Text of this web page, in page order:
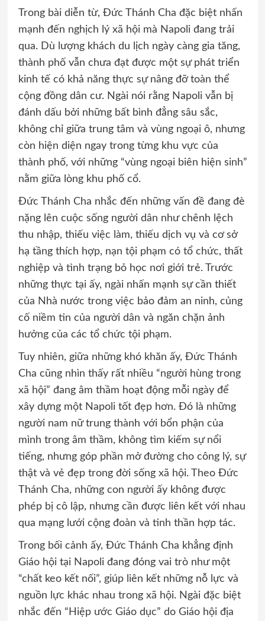
Trong bài diễn từ, Đức Thánh Cha đặc biệt nhấn
mạnh đến nghịch lý xã hội mà Napoli đang trải
qua. Dù lượng khách du lịch ngày càng gia tăng,
thành phố vẫn chưa đạt được một sự phát triển
kinh tế có khả năng thực sự nâng đỡ toàn thể
cộng đồng dân cư. Ngài nói rằng Napoli vẫn bị
đánh dấu bởi những bất bình đẳng sâu sắc,
không chỉ giữa trung tâm và vùng ngoại ô, nhưng
còn hiện diện ngay trong từng khu vực của
thành phố, với những “vùng ngoại biên hiện sinh”
nằm giữa lòng khu phố cổ.
Đức Thánh Cha nhắc đến những vấn đề đang đè
nặng lên cuộc sống người dân như chênh lệch
thu nhập, thiếu việc làm, thiếu dịch vụ và cơ sở
hạ tầng thích hợp, nạn tội phạm có tổ chức, thất
nghiệp và tình trạng bỏ học nơi giới trẻ. Trước
những thực tại ấy, ngài nhấn mạnh sự cần thiết
của Nhà nước trong việc bảo đảm an ninh, củng
cố niềm tin của người dân và ngăn chặn ảnh
hưởng của các tổ chức tội phạm.
Tuy nhiên, giữa những khó khăn ấy, Đức Thánh
Cha cũng nhìn thấy rất nhiều “người hùng trong
xã hội” đang âm thầm hoạt động mỗi ngày để
xây dựng một Napoli tốt đẹp hơn. Đó là những
người nam nữ trung thành với bổn phận của
mình trong âm thầm, không tìm kiếm sự nổi
tiếng, nhưng góp phần mở đường cho công lý, sự
thật và vẻ đẹp trong đời sống xã hội. Theo Đức
Thánh Cha, những con người ấy không được
phép bị cô lập, nhưng cần được liên kết với nhau
qua mạng lưới cộng đoàn và tinh thần hợp tác.
Trong bối cảnh ấy, Đức Thánh Cha khẳng định
Giáo hội tại Napoli đang đóng vai trò như một
“chất keo kết nối”, giúp liên kết những nỗ lực và
nguồn lực khác nhau trong xã hội. Ngài đặc biệt
nhắc đến “Hiệp ước Giáo dục” do Giáo hội địa